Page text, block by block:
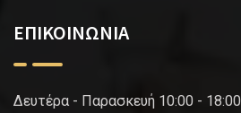
ΕΠΙΚΟΙΝΩΝΙΑ
Δευτέρα - Παρασκευή 10:00 - 18:00